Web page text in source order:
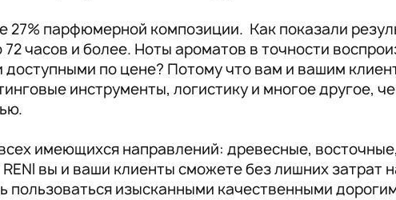
27% парфюмерной композиции. Как показали
часов и более. Ноты ароматов в точности
по цене? Потому что вам и вашим
инструменты, логистику и многое другое,
имеющихся направлений: древесные,
вы и ваши клиенты сможете без лишних затрат
пользоваться изысканными качественными